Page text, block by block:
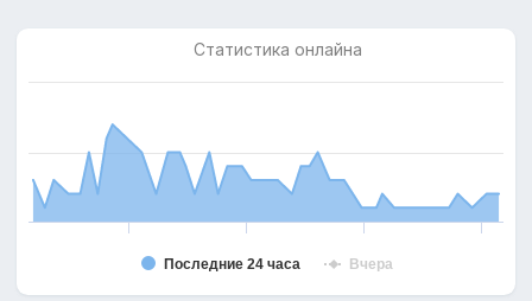
Последние 24 часа Вчера
Статистика онлайна